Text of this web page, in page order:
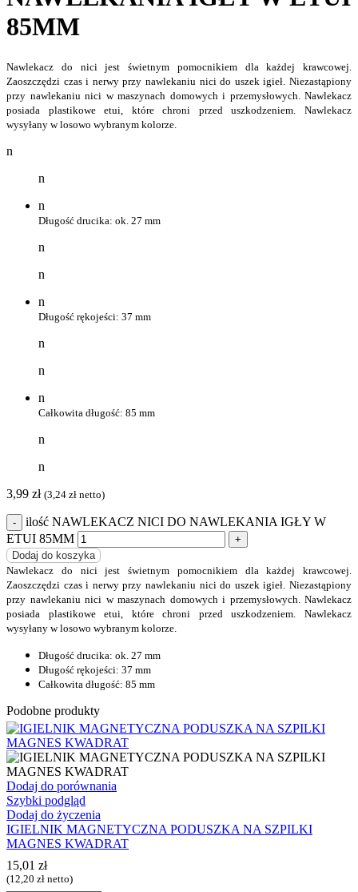
85MM
Nawlekacz do nici jest świetnym pomocnikiem dla każdej krawcowej.
Zaoszczędzi czas i nerwy przy nawlekaniu nici do uszek igieł. Niezastąpiony
przy nawlekaniu nici w maszynach domowych i przemysłowych. Nawlekacz
posiada plastikowe etui, które chroni przed uszkodzeniem. Nawlekacz
wysyłany w losowo wybranym kolorze.
n
n
n
Długość drucika: ok. 27 mm
n
n
n
Długość rękojeści: 37 mm
n
n
n
Całkowita długość: 85 mm
n
n
3,99 zł (3,24 zł netto)
ilość NAWLEKACZ NICI DO NAWLEKANIA IGŁY W
ETUI 85MM
Dodaj do koszyka
Nawlekacz do nici jest świetnym pomocnikiem dla każdej krawcowej.
Zaoszczędzi czas i nerwy przy nawlekaniu nici do uszek igieł. Niezastąpiony
przy nawlekaniu nici w maszynach domowych i przemysłowych. Nawlekacz
posiada plastikowe etui, które chroni przed uszkodzeniem. Nawlekacz
wysyłany w losowo wybranym kolorze.
Długość drucika: ok. 27 mm
Długość rękojeści: 37 mm
Całkowita długość: 85 mm
Podobne produkty
Dodaj do porównania
Szybki podgląd
Dodaj do życzenia
IGIELNIK MAGNETYCZNA PODUSZKA NA SZPILKI
MAGNES KWADRAT
15,01 zł
(12,20 zł netto)